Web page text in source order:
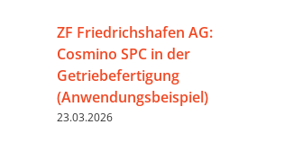
ZF Friedrichshafen AG:
Cosmino SPC in der
Getriebefertigung
(Anwendungsbeispiel)
23.03.2026